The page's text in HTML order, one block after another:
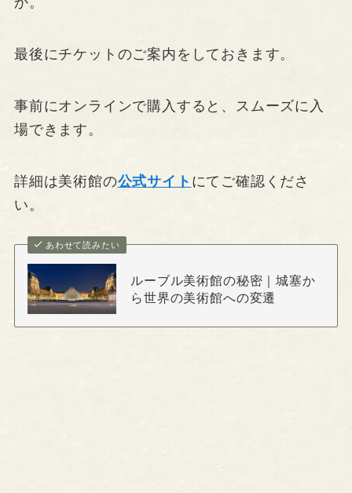
最後にチケットのご案内をしておきます。
事前にオンラインで購入すると、スムーズに入
場できます。
詳細は美術館の公式サイト にてご確認くださ
い。
あわせて読みたい
ルーブル美術館の秘密｜城塞か
ら世界の美術館への変遷